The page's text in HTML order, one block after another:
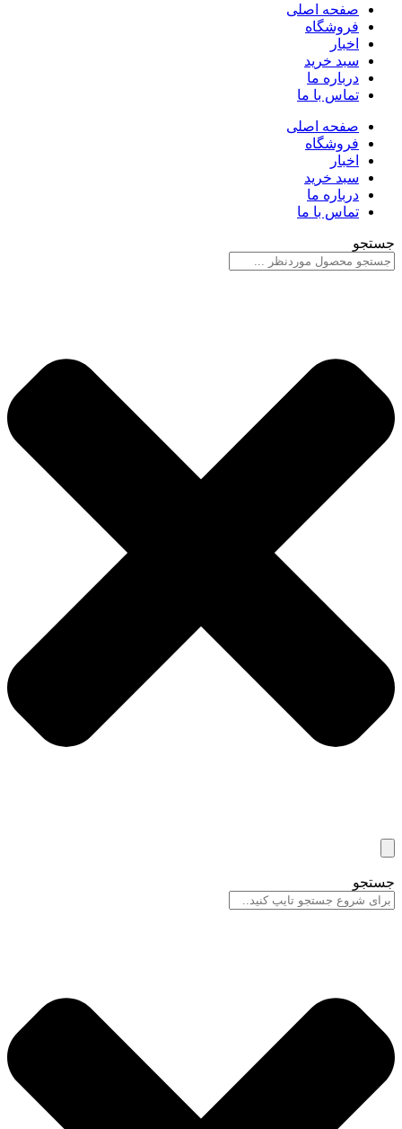
صفحه اصلی
فروشگاه
اخبار
سبد خرید
درباره ما
تماس با ما
صفحه اصلی
فروشگاه
اخبار
سبد خرید
درباره ما
تماس با ما
جستجو
جستجو